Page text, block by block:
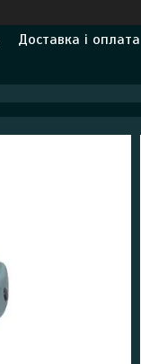
Доставка і оплата